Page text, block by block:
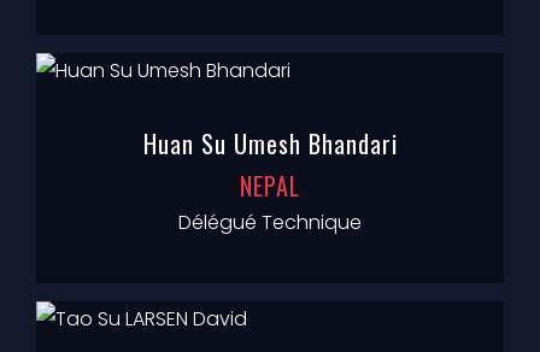
Huan Su Umesh Bhandari
NEPAL
Délégué Technique